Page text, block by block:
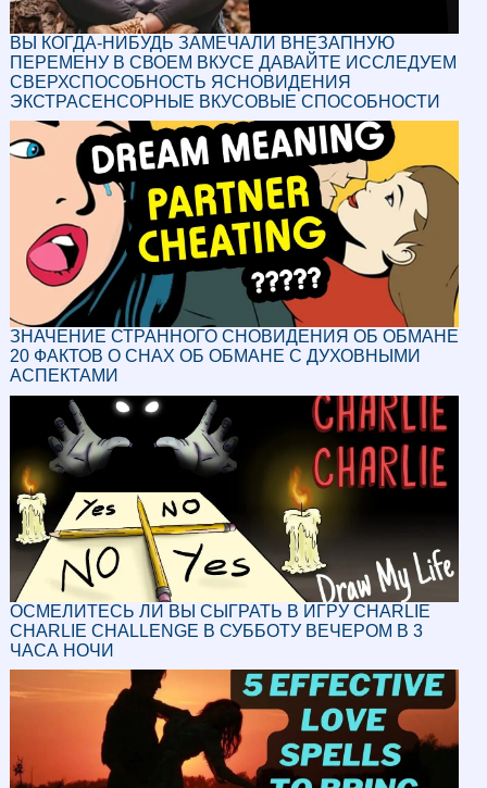
ВЫ КОГДА-НИБУДЬ ЗАМЕЧАЛИ ВНЕЗАПНУЮ
ПЕРЕМЕНУ В СВОЕМ ВКУСЕ ДАВАЙТЕ ИССЛЕДУЕМ
СВЕРХСПОСОБНОСТЬ ЯСНОВИДЕНИЯ
ЭКСТРАСЕНСОРНЫЕ ВКУСОВЫЕ СПОСОБНОСТИ
ЗНАЧЕНИЕ СТРАННОГО СНОВИДЕНИЯ ОБ ОБМАНЕ
20 ФАКТОВ О СНАХ ОБ ОБМАНЕ С ДУХОВНЫМИ
АСПЕКТАМИ
ОСМЕЛИТЕСЬ ЛИ ВЫ СЫГРАТЬ В ИГРУ CHARLIE
CHARLIE CHALLENGE В СУББОТУ ВЕЧЕРОМ В 3
ЧАСА НОЧИ